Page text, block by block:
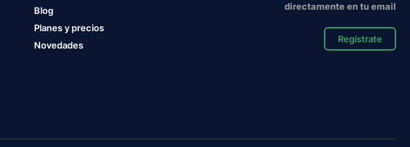
Blog
Planes y precios
Novedades
directamente en tu email
Regístrate